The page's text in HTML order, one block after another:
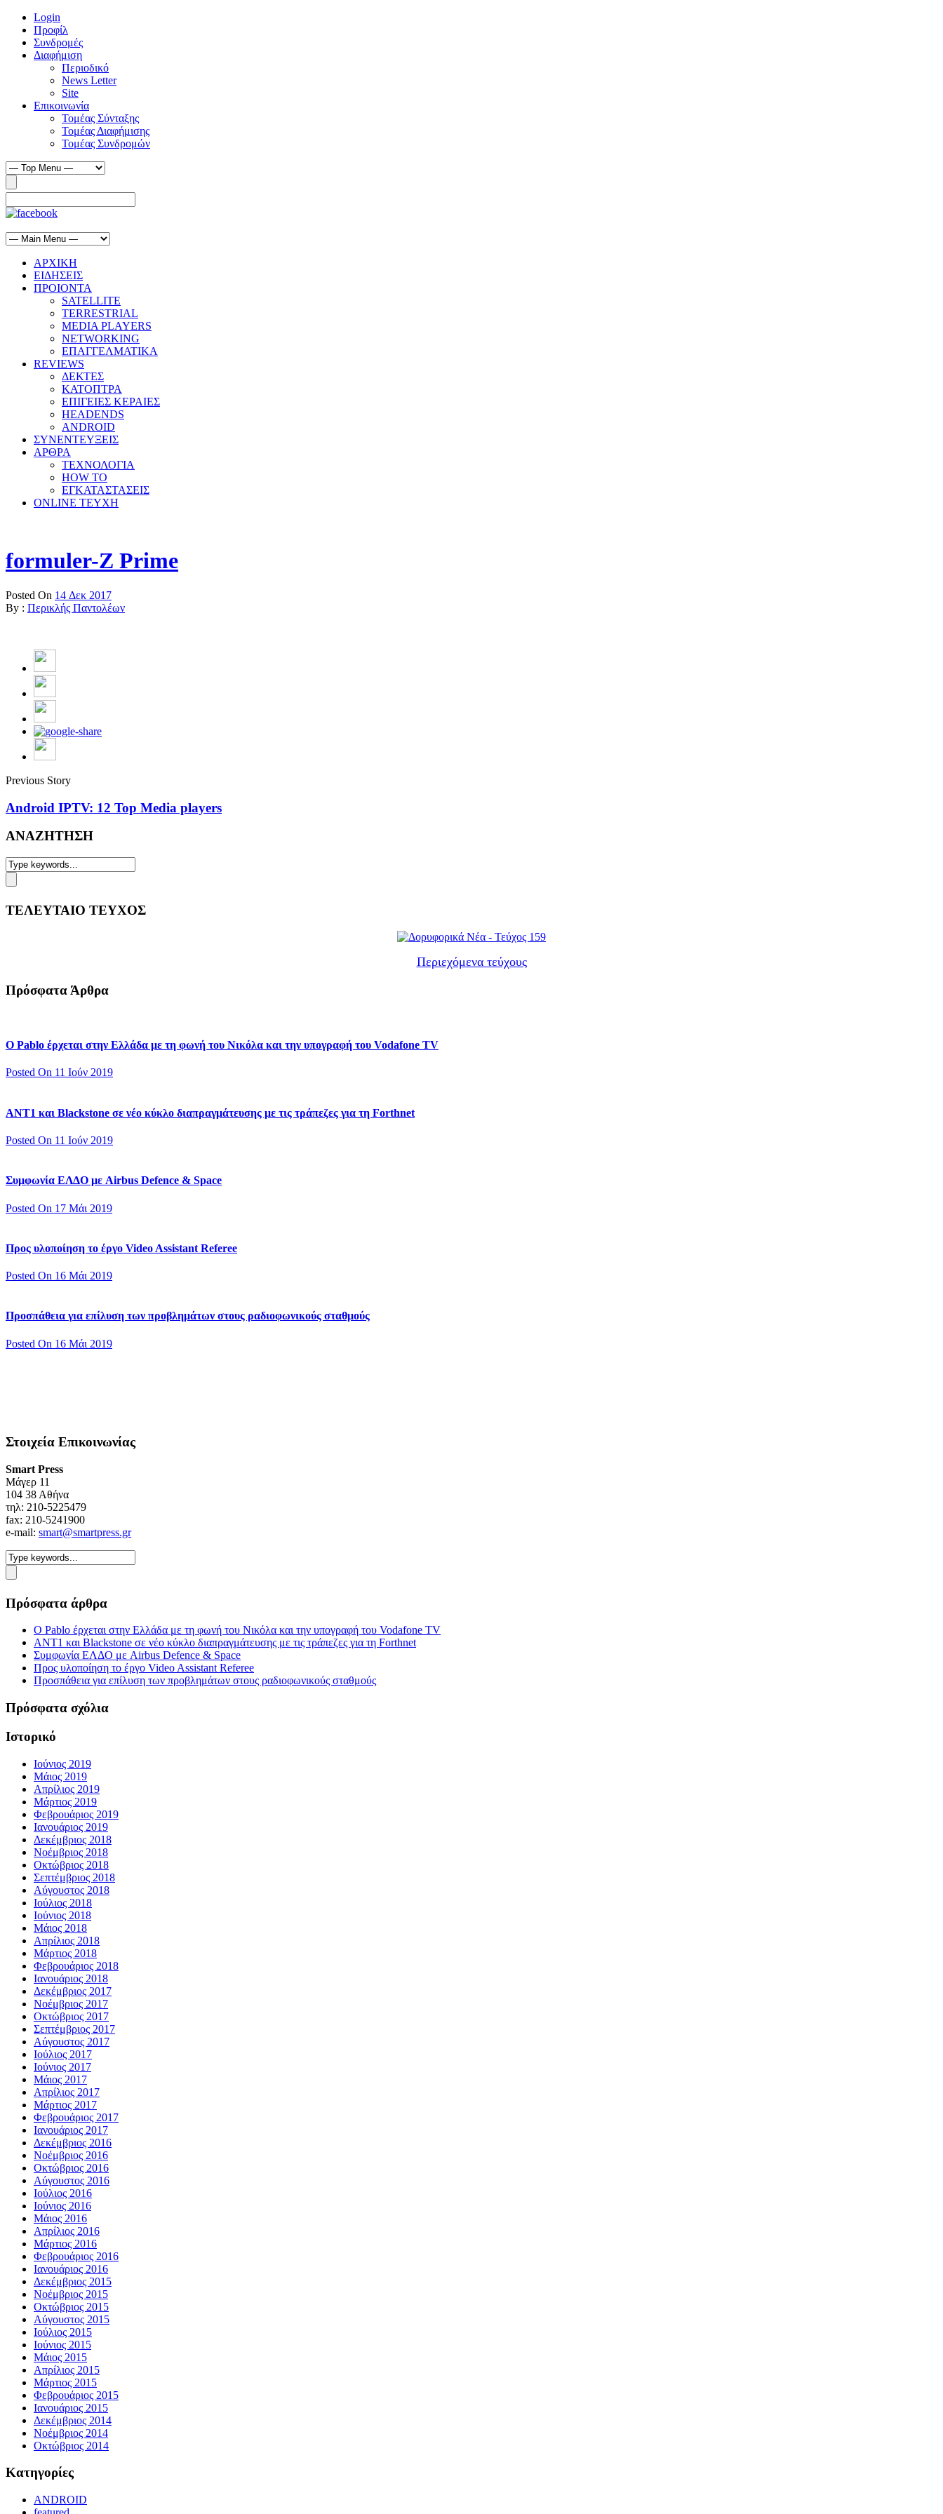
Login
Προφίλ
Συνδρομές
Διαφήμιση
Περιοδικό
News Letter
Site
Επικοινωνία
Τομέας Σύνταξης
Τομέας Διαφήμισης
Τομέας Συνδρομών
ΑΡΧΙΚΗ
ΕΙΔΗΣΕΙΣ
ΠΡΟΙΟΝΤΑ
SATELLITE
TERRESTRIAL
MEDIA PLAYERS
NETWORKING
ΕΠΑΓΓΕΛΜΑΤΙΚΑ
REVIEWS
ΔΕΚΤΕΣ
ΚΑΤΟΠΤΡΑ
ΕΠΙΓΕΙΕΣ ΚΕΡΑΙΕΣ
HEADENDS
ANDROID
ΣΥΝΕΝΤΕΥΞΕΙΣ
ΑΡΘΡΑ
ΤΕΧΝΟΛΟΓΙΑ
HOW TO
ΕΓΚΑΤΑΣΤΑΣΕΙΣ
ONLINE TEYXH
formuler-Z Prime
Posted On 14 Δεκ 2017
By : Περικλής Παντολέων
Previous Story
Android IPTV: 12 Top Media players
ΑΝΑΖΗΤΗΣΗ
ΤΕΛΕΥΤΑΙΟ ΤΕΥΧΟΣ
Περιεχόμενα τεύχους
Πρόσφατα Άρθρα
Ο Pablo έρχεται στην Ελλάδα με τη φωνή του Νικόλα και την υπογραφή του Vodafone TV
Posted On 11 Ιούν 2019
ΑΝΤ1 και Blackstone σε νέο κύκλο διαπραγμάτευσης με τις τράπεζες για τη Forthnet
Posted On 11 Ιούν 2019
Συμφωνία ΕΛΔΟ με Airbus Defence & Space
Posted On 17 Μάι 2019
Προς υλοποίηση το έργο Video Assistant Referee
Posted On 16 Μάι 2019
Προσπάθεια για επίλυση των προβλημάτων στους ραδιοφωνικούς σταθμούς
Posted On 16 Μάι 2019
Στοιχεία Επικοινωνίας
Smart Press
Mάγερ 11
104 38 Αθήνα
τηλ: 210-5225479
fax: 210-5241900
e-mail: smart@smartpress.gr
Πρόσφατα άρθρα
Ο Pablo έρχεται στην Ελλάδα με τη φωνή του Νικόλα και την υπογραφή του Vodafone TV
ΑΝΤ1 και Blackstone σε νέο κύκλο διαπραγμάτευσης με τις τράπεζες για τη Forthnet
Συμφωνία ΕΛΔΟ με Airbus Defence & Space
Προς υλοποίηση το έργο Video Assistant Referee
Προσπάθεια για επίλυση των προβλημάτων στους ραδιοφωνικούς σταθμούς
Πρόσφατα σχόλια
Ιστορικό
Ιούνιος 2019
Μάιος 2019
Απρίλιος 2019
Μάρτιος 2019
Φεβρουάριος 2019
Ιανουάριος 2019
Δεκέμβριος 2018
Νοέμβριος 2018
Οκτώβριος 2018
Σεπτέμβριος 2018
Αύγουστος 2018
Ιούλιος 2018
Ιούνιος 2018
Μάιος 2018
Απρίλιος 2018
Μάρτιος 2018
Φεβρουάριος 2018
Ιανουάριος 2018
Δεκέμβριος 2017
Νοέμβριος 2017
Οκτώβριος 2017
Σεπτέμβριος 2017
Αύγουστος 2017
Ιούλιος 2017
Ιούνιος 2017
Μάιος 2017
Απρίλιος 2017
Μάρτιος 2017
Φεβρουάριος 2017
Ιανουάριος 2017
Δεκέμβριος 2016
Νοέμβριος 2016
Οκτώβριος 2016
Αύγουστος 2016
Ιούλιος 2016
Ιούνιος 2016
Μάιος 2016
Απρίλιος 2016
Μάρτιος 2016
Φεβρουάριος 2016
Ιανουάριος 2016
Δεκέμβριος 2015
Νοέμβριος 2015
Οκτώβριος 2015
Αύγουστος 2015
Ιούλιος 2015
Ιούνιος 2015
Μάιος 2015
Απρίλιος 2015
Μάρτιος 2015
Φεβρουάριος 2015
Ιανουάριος 2015
Δεκέμβριος 2014
Νοέμβριος 2014
Οκτώβριος 2014
Kατηγορίες
ANDROID